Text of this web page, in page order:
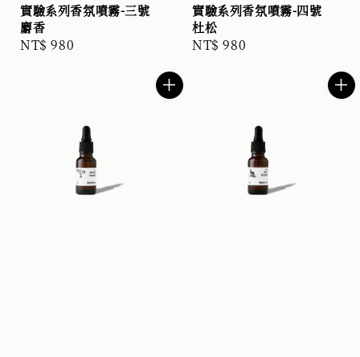
實驗系列香氛噴霧-三號
麝香
Regular
NT$ 980
實驗系列香氛噴霧-四號
杜松
Regular
NT$ 980